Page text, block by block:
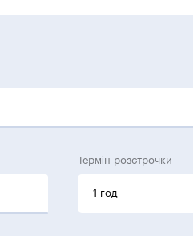
Термін розстрочки
1 год